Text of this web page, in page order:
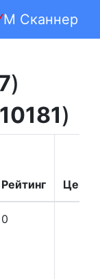
M Сканнер
)
)
Рейтинг Цена
0